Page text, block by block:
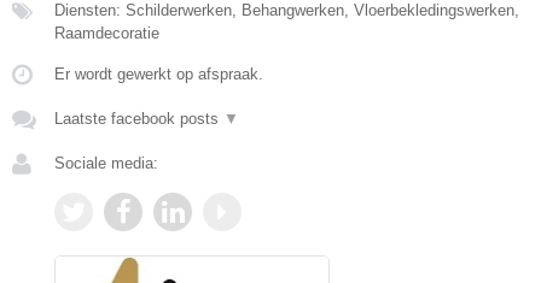
Diensten: Schilderwerken, Behangwerken, Vloerbekledingswerken,
Raamdecoratie
Er wordt gewerkt op afspraak.
Laatste facebook posts ▼
Sociale media: